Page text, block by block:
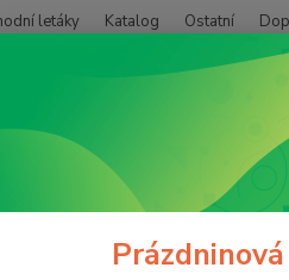
letáky Katalog Ostatní
Cukrovinky Nečokoládové
Delissa Hořká